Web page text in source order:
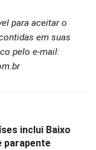
para aceitar o
em suas
pelo e-mail:
inclui Baixo
parapente